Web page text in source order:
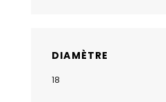
DIAMÈTRE
18